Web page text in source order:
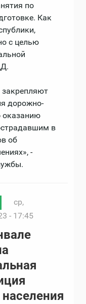
по
Как
с целью
закрепляют
дорожно-
оказанию
в
об
-
ср,
- 17:45